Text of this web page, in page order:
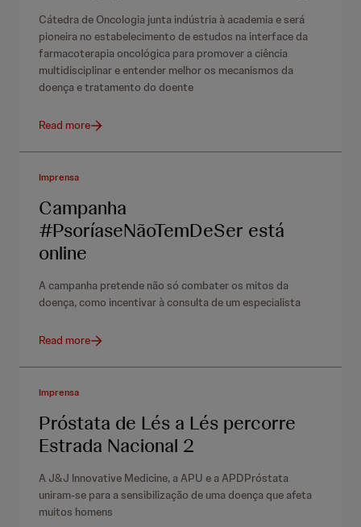
Cátedra de Oncologia junta indústria à academia e será
pioneira no estabelecimento de estudos na interface da
farmacoterapia oncológica para promover a ciência
multidisciplinar e entender melhor os mecanismos da
doença e tratamento do doente
Read more
Imprensa
Campanha
#PsoríaseNãoTemDeSer está
online
A campanha pretende não só combater os mitos da
doença, como incentivar à consulta de um especialista
Read more
Imprensa
Próstata de Lés a Lés percorre
Estrada Nacional 2
A J&J Innovative Medicine, a APU e a APDPróstata
uniram-se para a sensibilização de uma doença que afeta
muitos homens